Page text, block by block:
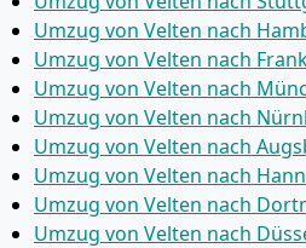
Umzug von Velten nach
Umzug von Velten nach
Umzug von Velten nach
Umzug von Velten nach
Umzug von Velten nach
Umzug von Velten nach
Umzug von Velten nach
Umzug von Velten nach